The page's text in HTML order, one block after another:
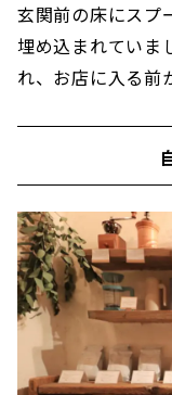
玄関前の床にスプ
埋め込まれていま
れ、お店に入る前